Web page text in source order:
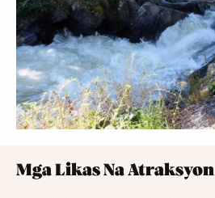
Mga Likas Na Atraksyon